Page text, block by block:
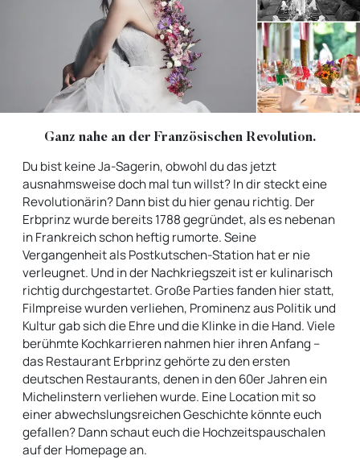
Ganz nahe an der Französischen Revolution.
Du bist keine Ja-Sagerin, obwohl du das jetzt
ausnahmsweise doch mal tun willst? In dir steckt eine
Revolutionärin? Dann bist du hier genau richtig. Der
Erbprinz wurde bereits 1788 gegründet, als es nebenan
in Frankreich schon heftig rumorte. Seine
Vergangenheit als Postkutschen-Station hat er nie
verleugnet. Und in der Nachkriegszeit ist er kulinarisch
richtig durchgestartet. Große Parties fanden hier statt,
Filmpreise wurden verliehen, Prominenz aus Politik und
Kultur gab sich die Ehre und die Klinke in die Hand. Viele
berühmte Kochkarrieren nahmen hier ihren Anfang –
das Restaurant Erbprinz gehörte zu den ersten
deutschen Restaurants, denen in den 60er Jahren ein
Michelinstern verliehen wurde. Eine Location mit so
einer abwechslungsreichen Geschichte könnte euch
gefallen? Dann schaut euch die Hochzeitspauschalen
auf der Homepage an.